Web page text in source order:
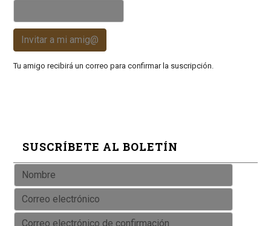
Invitar a mi amig@
Tu amigo recibirá un correo para confirmar la suscripción.
SUSCRÍBETE AL BOLETÍN